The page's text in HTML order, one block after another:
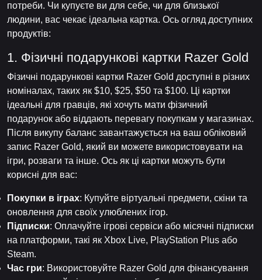
потреби. Чи купуєте ви для себе, чи для близької
людини, вас чекає ідеальна картка. Ось огляд доступних
продуктів:
1. Фізичні подарункові картки Razer Gold
Фізичні подарункові картки Razer Gold доступні в різних
номіналах, таких як $10, $25, $50 та $100. Ці картки
ідеальні для гравців, які хочуть мати фізичний
подарунок або віддають перевагу покупкам у магазинах.
Після викупу баланс завантажується на ваш обліковий
запис Razer Gold, який ви можете використовувати на
ігри, розваги та інше. Ось як ці картки можуть бути
корисні для вас:
Покупки в іграх: Купуйте віртуальні предмети, скіни та
оновлення для своїх улюблених ігор.
Підписки: Оплачуйте ігрові сервіси або місячні підписки
на платформи, такі як Xbox Live, PlayStation Plus або
Steam.
Час гри: Використовуйте Razer Gold для фінансування